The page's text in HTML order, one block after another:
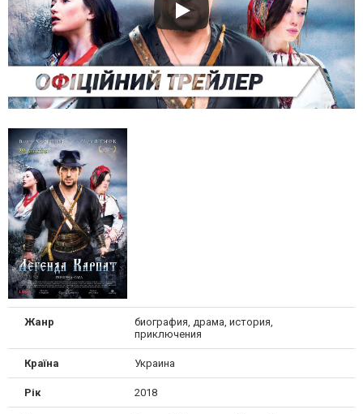
Жанр
биография, драма, история,
приключения
Країна Украина
Рік 2018